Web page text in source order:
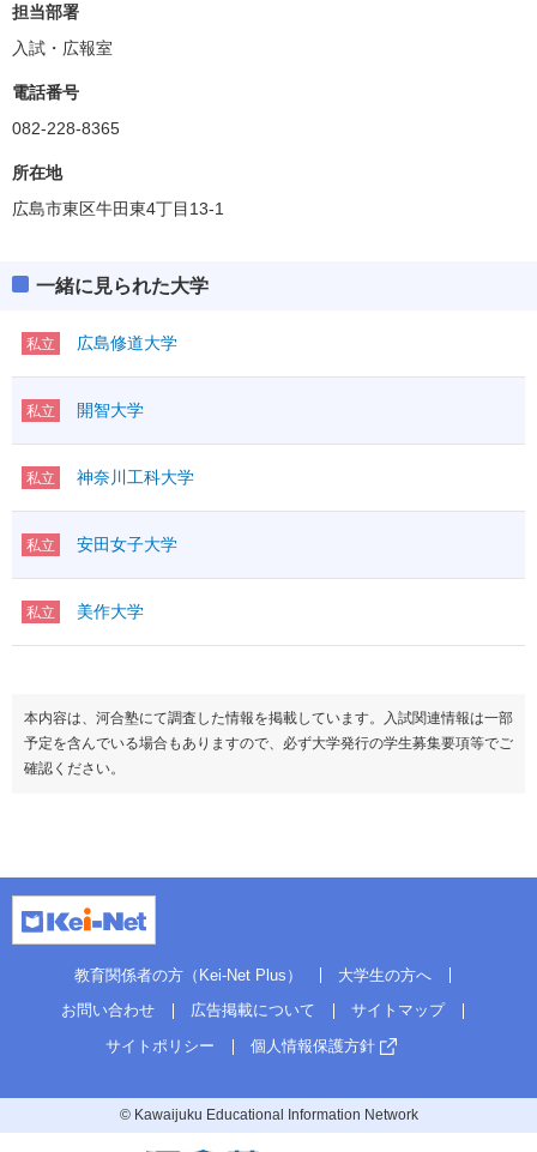
担当部署
入試・広報室
電話番号
082-228-8365
所在地
広島市東区牛田東4丁目13-1
一緒に見られた大学
私立 広島修道大学
私立 開智大学
私立 神奈川工科大学
私立 安田女子大学
私立 美作大学
本内容は、河合塾にて調査した情報を掲載しています。入試関連情報は一部
予定を含んでいる場合もありますので、必ず大学発行の学生募集要項等でご
確認ください。
教育関係者の方（Kei-Net Plus）
大学生の方へ
お問い合わせ
広告掲載について
サイトマップ
サイトポリシー
個人情報保護方針
© Kawaijuku Educational Information Network